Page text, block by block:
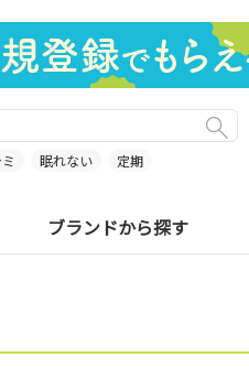
眠れない 定期
ブランドから探す